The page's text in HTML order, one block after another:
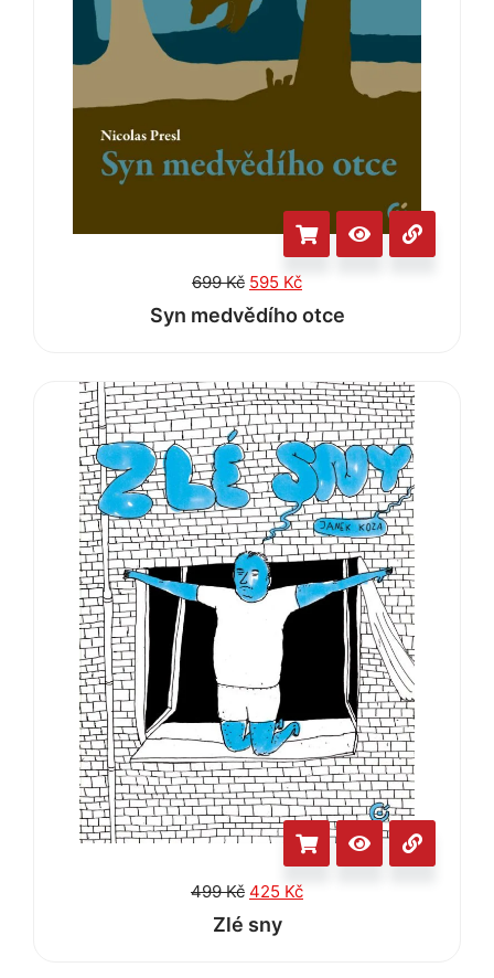
699Kč 595 Kč
Syn medvědího otce
499Kč 425 Kč
Zlé sny